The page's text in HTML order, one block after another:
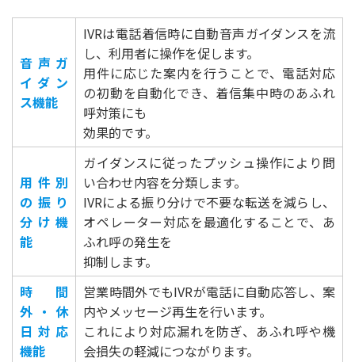
音声ガ
イダン
ス機能
IVRは電話着信時に自動音声ガイダンスを流
し、利用者に操作を促します。
用件に応じた案内を行うことで、電話対応
の初動を自動化でき、着信集中時のあふれ
呼対策にも
効果的です。
用件別
の振り
分け機
能
ガイダンスに従ったプッシュ操作により問
い合わせ内容を分類します。
IVRによる振り分けで不要な転送を減らし、
オペレーター対応を最適化することで、あ
ふれ呼の発生を
抑制します。
時間
外・休
日対応
機能
営業時間外でもIVRが電話に自動応答し、案
内やメッセージ再生を行います。
これにより対応漏れを防ぎ、あふれ呼や機
会損失の軽減につながります。